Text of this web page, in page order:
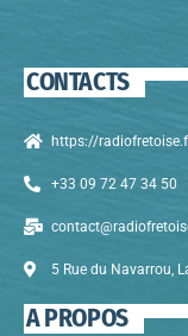
CONTACTS
https://
+33 09 72 47 34 50
5 Rue du Navarrou,
A PROPOS